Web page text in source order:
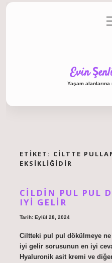
Gizlilik
Evin
Yaşam
ETIKET: CILTTE
EKSIKLIĞIDIR
CILDIN PUL PUL
IYI GELIR
Tarih: Eylül 28, 2024
Ciltteki pul pul dökülmeye
iyi gelir sorusunun en iyi
Hyaluronik asit kremi ve